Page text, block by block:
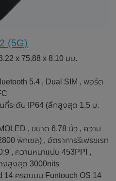
(5G)
x 75.88 x 8.10 มม.
5.4 , Dual SIM , พอร์ต
ที่ระดับ IP64 (ลึกสูงสุด 1.5 ม.
, ขนาด 6.78 นิ้ว , ความ
พิกเซล) , อัตราการรีเฟรชเรท
, ความหนาแน่น 453PPI ,
งสูงสุด 3000nits
14 ครอบบน Funtouch OS 14